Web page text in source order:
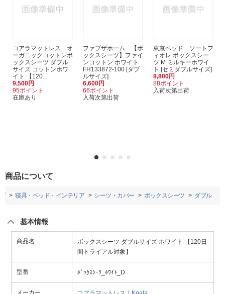
コアラマットレス オ
ーガニックコットンボ
ックスシーツ ダブル
サイズ コットンホワ
イト 【120...
9,500円
95ポイント
在庫あり
ファブザホーム 【ボ
ックスシーツ】ファイ
ンコットン ホワイト
FH133872-100 [ダブ
ルサイズ]
6,600円
66ポイント
入荷次第出荷
東京ベッド ソートフ
ィオレ ボックスシー
ツ M ミルキーホワイ
ト [セミダブルサイズ]
8,800円
88ポイント
入荷次第出荷
商品について
寝具・ベッド・インテリア シーツ・カバー ボックスシーツ ダブル
基本情報
商品名
ボックスシーツ ダブルサイズ ホワイト 【120日
間トライアル対象】
型番 ﾎﾞｯｸｽｼｰﾂ_ﾎﾜｲﾄ_D
メーカー